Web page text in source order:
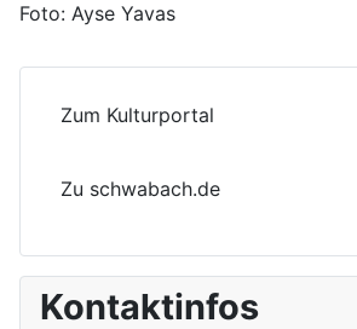
Foto: Ayse Yavas
Zum Kulturportal
Zu schwabach.de
Kontaktinfos